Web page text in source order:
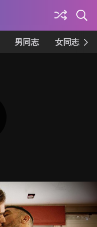
男同志 女同志